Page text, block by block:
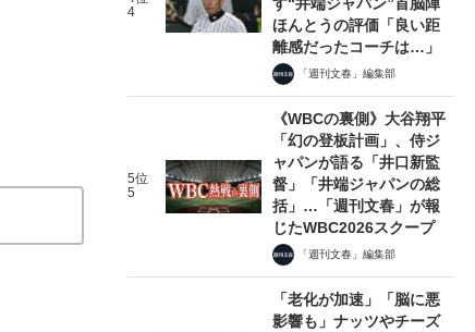
4
ほんとうの評価「良い距
離感だったコーチは…」
「週刊文春」編集部
5位
5
《WBCの裏側》大谷翔平
「幻の登板計画」、侍ジ
ャパンが語る「井口新監
督」「井端ジャパンの総
括」…「週刊文春」が報
じたWBC2026スクープ
「週刊文春」編集部
「老化が加速」「脳に悪
影響も」ナッツやチーズ